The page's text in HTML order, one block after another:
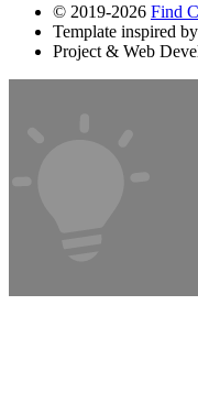
© 2019-2026 Find
Template inspired
Project & Web